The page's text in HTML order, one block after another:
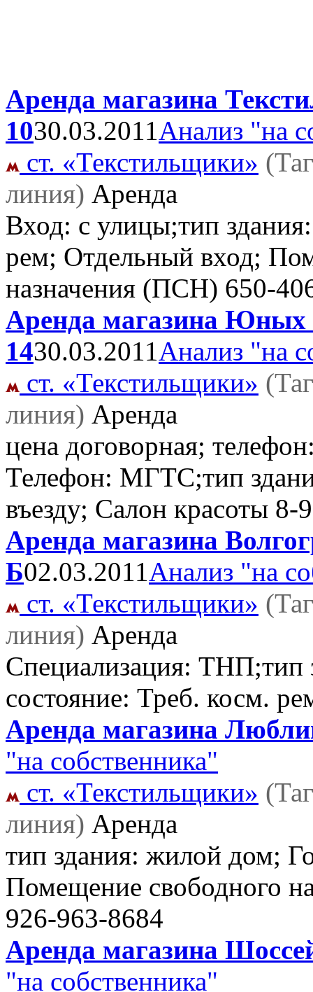
Аренда магазина
1030.03.2011Анализ "на
ст. «Текстильщики»
линия) Аренда
Вход: с улицы;тип
рем; Отдельный вход;
назначения (ПСН) 650-
Аренда магазина Юных
1430.03.2011Анализ "на
ст. «Текстильщики»
линия) Аренда
цена договорная;
Телефон: МГТС;тип
въезду; Салон красоты 8-
Аренда магазина
Б02.03.2011Анализ "на
ст. «Текстильщики»
линия) Аренда
Специализация: ТНП;тип
состояние: Треб. косм.
Аренда магазина
"на собственника"
ст. «Текстильщики»
линия) Аренда
тип здания: жилой дом;
Помещение свободного
926-963-8684
Аренда магазина
"на собственника"